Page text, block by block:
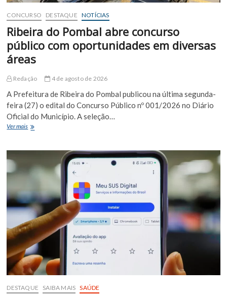
CONCURSO DESTAQUE NOTÍCIAS
Ribeira do Pombal abre concurso
público com oportunidades em diversas
áreas
Redação 4 de agosto de 2026
A Prefeitura de Ribeira do Pombal publicou na última segunda-
feira (27) o edital do Concurso Público nº 001/2026 no Diário
Oficial do Município. A seleção…
Ver maisRibeira
público
oportunidades
em
diversas
áreas
DESTAQUE SAIBA MAIS SAÚDE